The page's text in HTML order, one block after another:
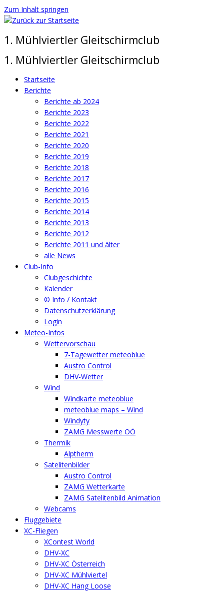
Zum Inhalt springen
1. Mühlviertler Gleitschirmclub
1. Mühlviertler Gleitschirmclub
Startseite
Berichte
Berichte ab 2024
Berichte 2023
Berichte 2022
Berichte 2021
Berichte 2020
Berichte 2019
Berichte 2018
Berichte 2017
Berichte 2016
Berichte 2015
Berichte 2014
Berichte 2013
Berichte 2012
Berichte 2011 und älter
alle News
Club-Info
Clubgeschichte
Kalender
© Info / Kontakt
Datenschutzerklärung
Login
Meteo-Infos
Wettervorschau
7-Tagewetter meteoblue
Austro Control
DHV-Wetter
Wind
Windkarte meteoblue
meteoblue maps – Wind
Windyty
ZAMG Messwerte OÖ
Thermik
Alptherm
Satelitenbilder
Austro Control
ZAMG Wetterkarte
ZAMG Satelitenbild Animation
Webcams
Fluggebiete
XC-Fliegen
XContest World
DHV-XC
DHV-XC Österreich
DHV-XC Mühlviertel
DHV-XC Hang Loose